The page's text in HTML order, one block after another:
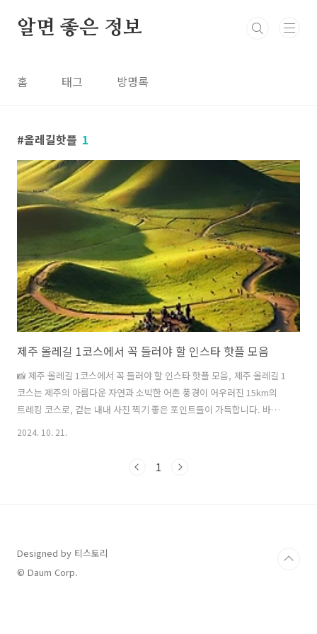
알면 좋은 정보
홈 태그 방명록
올레길핫플 1
제주 올레길 1코스에서 꼭 들러야 할 인스타 핫플 모음
📸 제주 올레길 1코스에서 꼭 들러야 할 인스타 핫플 모음, 제주 올레길 1
코스는 제주의 아름다운 자연과 소박한 어촌 풍경이 어우러진 15km의
트레킹 코스로, 걷는 내내 사진 찍기 좋은 포인트들이 가득합니다. 바다
와 오름, 해변, 마을을 배경으로 다양한 감성 인생샷을 남길 수 있는 핫플
는 올레길 1코스를 걷는 동안 꼭 들러야 할 인스타 핫플레이스와 사진 찍
2024. 10. 21.
1
Designed by 티스토리
© Daum Corp.